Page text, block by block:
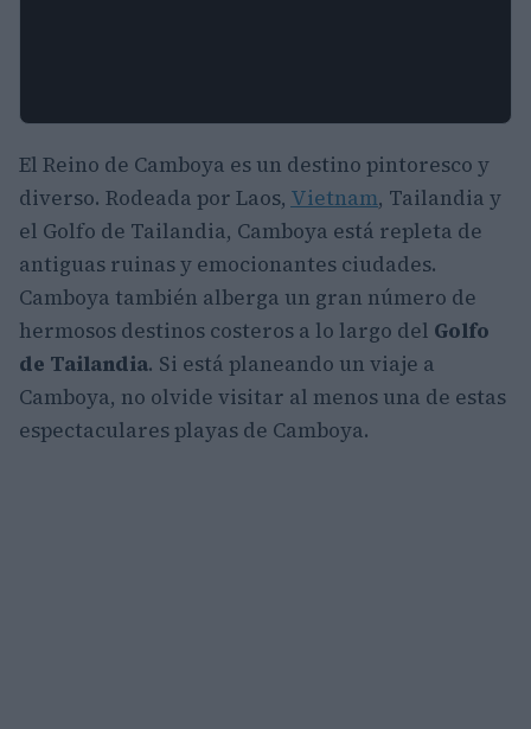
El Reino de Camboya es un destino pintoresco y
diverso. Rodeada por Laos, Vietnam, Tailandia y
el Golfo de Tailandia, Camboya está repleta de
antiguas ruinas y emocionantes ciudades.
Camboya también alberga un gran número de
hermosos destinos costeros a lo largo del Golfo
de Tailandia. Si está planeando un viaje a
Camboya, no olvide visitar al menos una de estas
espectaculares playas de Camboya.